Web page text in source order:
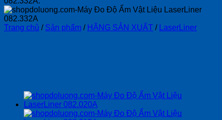
Trang chủ / Sản phẩm / HÃNG SẢN XUẤT / LaserLiner